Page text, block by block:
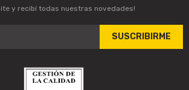
y recibí todas nuestras novedades!
SUSCRIBIRME